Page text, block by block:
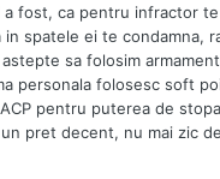
a fost, ca pentru infractor
in spatele ei te condamna,
sa folosim
personala folosesc soft
pentru puterea de
pret decent, nu mai zic